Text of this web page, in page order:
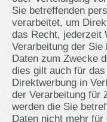
Sie betreffenden
verarbeitet, um
das Recht, jederzeit
Verarbeitung der Sie
Daten zum Zwecke
dies gilt auch für
Direktwerbung in
der Verarbeitung für
werden die Sie
Daten nicht mehr